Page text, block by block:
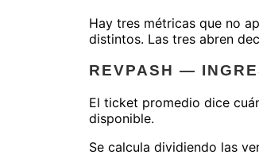
Hay tres métricas que no
distintos. Las tres abren
REVPASH —
El ticket promedio dice
disponible.
Se calcula dividiendo las